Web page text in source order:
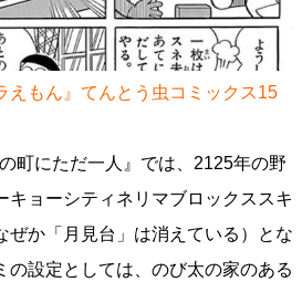
えもん』てんとう虫コミックス15
町にただ一人』では、2125年の野
キョーシティネリマブロックススキ
ぜか「月見台」は消えている）とな
の設定としては、のび太の家のある